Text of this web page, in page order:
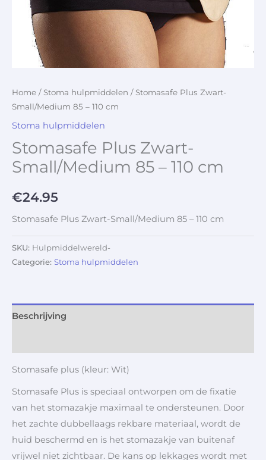
Home / Stoma hulpmiddelen / Stomasafe Plus Zwart-
Small/Medium 85 – 110 cm
Stoma hulpmiddelen
Stomasafe Plus Zwart-
Small/Medium 85 – 110 cm
€24.95
Stomasafe Plus Zwart-Small/Medium 85 – 110 cm
SKU: Hulpmiddelwereld-
Categorie: Stoma hulpmiddelen
Beschrijving
Stomasafe plus (kleur: Wit)
Stomasafe Plus is speciaal ontworpen om de fixatie
van het stomazakje maximaal te ondersteunen. Door
het zachte dubbellaags rekbare materiaal, wordt de
huid beschermd en is het stomazakje van buitenaf
vrijwel niet zichtbaar. De kans op lekkages wordt met